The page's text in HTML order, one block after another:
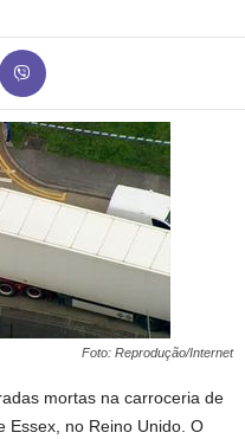
Foto: Reprodução/Internet
mortas na carroceria de
Essex, no Reino Unido. O